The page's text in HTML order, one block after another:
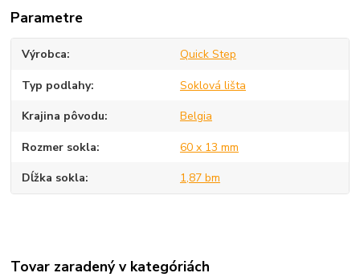
Parametre
Výrobca Quick Step
Typ podlahy Soklová lišta
Krajina pôvodu Belgia
Rozmer sokla 60 x 13 mm
Dĺžka sokla 1,87 bm
Tovar zaradený v kategóriách